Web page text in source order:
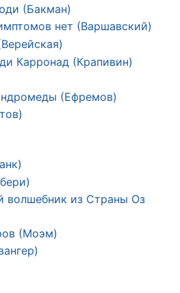
(Бакман)
нет (Варшавский)
Карронад (Крапивин)
(Ефремов)
волшебник из Страны Оз
(Моэм)